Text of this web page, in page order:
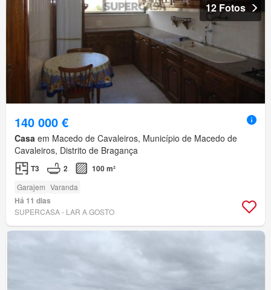
12 Fotos
140 000 €
Casa em Macedo de Cavaleiros, Município de Macedo de
Cavaleiros, Distrito de Bragança
T3 2 100 m²
Garajem Varanda
Há 11 dias
SUPERCASA - LAR A GOSTO